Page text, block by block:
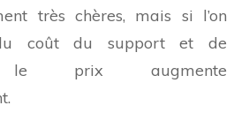
très chères, mais si l’on
coût du support et de
le prix augmente